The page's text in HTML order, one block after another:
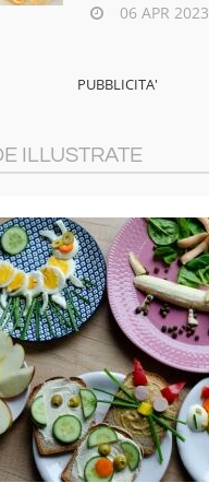
06 APR 2023
ILLUSTRATE